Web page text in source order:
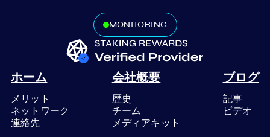
MONITORING
ホーム
メリット
ネットワーク
連絡先
会社概要
歴史
チーム
メディアキット
ブログ
記事
ビデオ